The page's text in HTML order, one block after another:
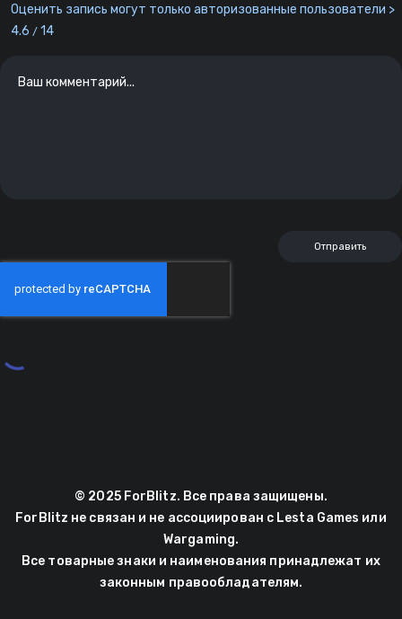
Оценить запись могут только авторизованные пользователи >
4.6 / 14
© 2025 ForBlitz. Все права защищены.
ForBlitz не связан и не ассоциирован с Lesta Games или
Wargaming.
Все товарные знаки и наименования принадлежат их
законным правообладателям.